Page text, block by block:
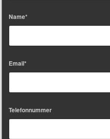
Name*
Email*
Telefonnummer